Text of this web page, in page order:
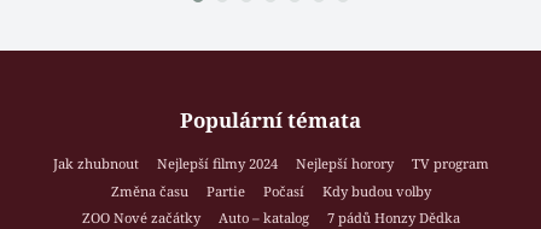
Populární témata
Jak zhubnout Nejlepší filmy 2024 Nejlepší horory
TV program
Změna času
Partie Počasí
Kdy budou volby
ZOO Nové začátky
Auto – katalog
7 pádů Honzy Dědka